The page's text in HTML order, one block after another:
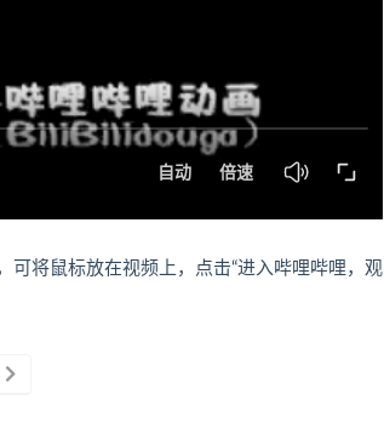
将鼠标放在视频上，点击“进入哔哩哔哩，观